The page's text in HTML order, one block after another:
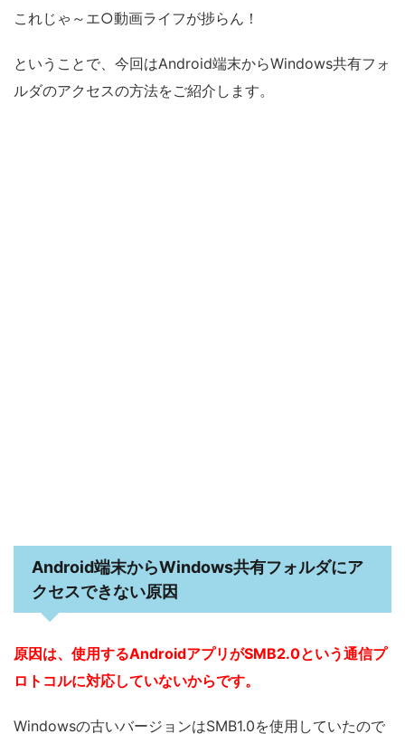
これじゃ～エ○動画ライフが捗らん！
ということで、今回はAndroid端末からWindows共有フォ
ルダのアクセスの方法をご紹介します。
Android端末からWindows共有フォルダにア
クセスできない原因
原因は、使用するAndroidアプリがSMB2.0という通信プ
ロトコルに対応していないからです。
Windowsの古いバージョンはSMB1.0を使用していたので